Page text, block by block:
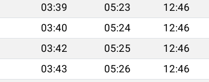
03:39 05:23 12:46
03:40 05:24 12:46
03:42 05:25 12:46
03:43 05:26 12:46